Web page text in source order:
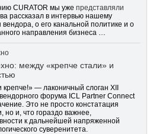
CURATOR мы уже представляли
рассказал в интервью нашему
о его канальной политике и о
направления бизнеса …
между «крепче стали» и
крепче!» — лаконичный слоган XII
форума ICL Partner Connect
Это не просто констатация
и, что гораздо важнее,
к дальнейшей напряженной
суверенитета.